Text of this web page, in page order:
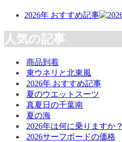
2026年 おすすめ記事
人気の記事
商品到着
東ウネリと北東風
2026年 おすすめ記事
夏のウエットスーツ
真夏日の千葉南
夏の海
2026年は何に乗りますか？
2026サーフボードの価格